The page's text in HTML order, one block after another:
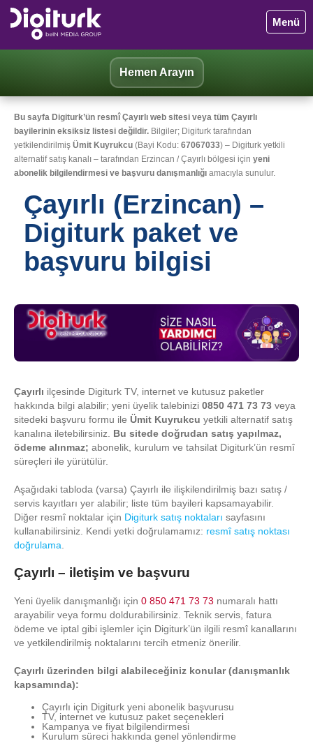
Menü
Hemen Arayın
Bu sayfa Digiturk’ün resmî Çayırlı web sitesi veya tüm Çayırlı
bayilerinin eksiksiz listesi değildir. Bilgiler; Digiturk tarafından
yetkilendirilmiş Ümit Kuyrukcu (Bayi Kodu: 67067033) – Digiturk yetkili
alternatif satış kanalı – tarafından Erzincan / Çayırlı bölgesi için yeni
abonelik bilgilendirmesi ve başvuru danışmanlığı amacıyla sunulur.
Çayırlı (Erzincan) –
Digiturk paket ve
başvuru bilgisi
Çayırlı ilçesinde Digiturk TV, internet ve kutusuz paketler
hakkında bilgi alabilir; yeni üyelik talebinizi 0850 471 73 73 veya
sitedeki başvuru formu ile Ümit Kuyrukcu yetkili alternatif satış
kanalına iletebilirsiniz. Bu sitede doğrudan satış yapılmaz,
ödeme alınmaz; abonelik, kurulum ve tahsilat Digiturk’ün resmî
süreçleri ile yürütülür.
Aşağıdaki tabloda (varsa) Çayırlı ile ilişkilendirilmiş bazı satış /
servis kayıtları yer alabilir; liste tüm bayileri kapsamayabilir.
Diğer resmî noktalar için Digiturk satış noktaları sayfasını
kullanabilirsiniz. Kendi yetki doğrulamamız: resmî satış noktası
doğrulama
Çayırlı – iletişim ve başvuru
Yeni üyelik danışmanlığı için 0 850 471 73 73 numaralı hattı
arayabilir veya formu doldurabilirsiniz. Teknik servis, fatura
ödeme ve iptal gibi işlemler için Digiturk’ün ilgili resmî kanallarını
ve yetkilendirilmiş noktalarını tercih etmeniz önerilir.
Çayırlı üzerinden bilgi alabileceğiniz konular (danışmanlık
kapsamında):
Çayırlı için Digiturk yeni abonelik başvurusu
TV, internet ve kutusuz paket seçenekleri
Kampanya ve fiyat bilgilendirmesi
Kurulum süreci hakkında genel yönlendirme